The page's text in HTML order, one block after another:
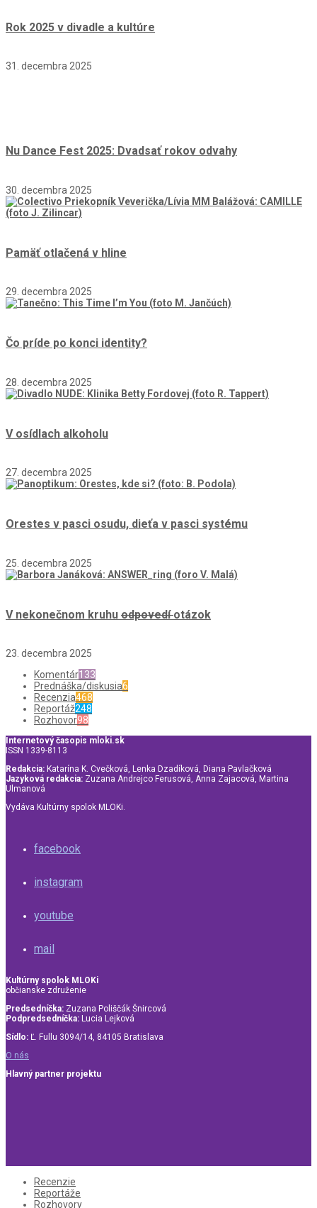
Rok 2025 v divadle a kultúre
31. decembra 2025
Nu Dance Fest 2025: Dvadsať rokov odvahy
30. decembra 2025
Pamäť otlačená v hline
29. decembra 2025
Čo príde po konci identity?
28. decembra 2025
V osídlach alkoholu
27. decembra 2025
Orestes v pasci osudu, dieťa v pasci systému
25. decembra 2025
V nekonečnom kruhu odpovedíotázok
23. decembra 2025
Komentár133
Prednáška/diskusia6
Recenzia468
Reportáž248
Rozhovor98
Internetový časopis mloki.sk
ISSN 1339-8113
Redakcia: Katarína K. Cvečková, Lenka Dzadíková, Diana Pavlačková
Jazyková redakcia: Zuzana Andrejco Ferusová, Anna Zajacová, Martina
Ulmanová
Vydáva Kultúrny spolok MLOKi.
facebook
instagram
youtube
mail
Kultúrny spolok MLOKi
občianske združenie
Predsedníčka: Zuzana Poliščák Šnircová
Podpredsedníčka: Lucia Lejková
Sídlo: Ľ. Fullu 3094/14, 84105 Bratislava
O nás
Hlavný partner projektu
Recenzie
Reportáže
Rozhovory